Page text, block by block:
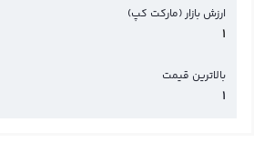
ارزش بازار (مارکت کپ)
1
بالاترین قیمت
1